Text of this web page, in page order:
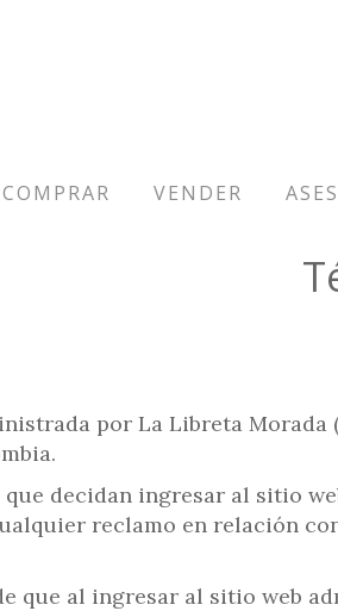
COMPRAR VENDER
por La Libreta
decidan ingresar al sitio
reclamo en relación
que al ingresar al sitio web